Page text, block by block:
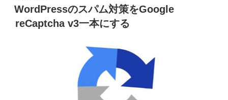
の
稿
日:
WordPressのスパム対策をGoogle
reCaptcha v3一本にする